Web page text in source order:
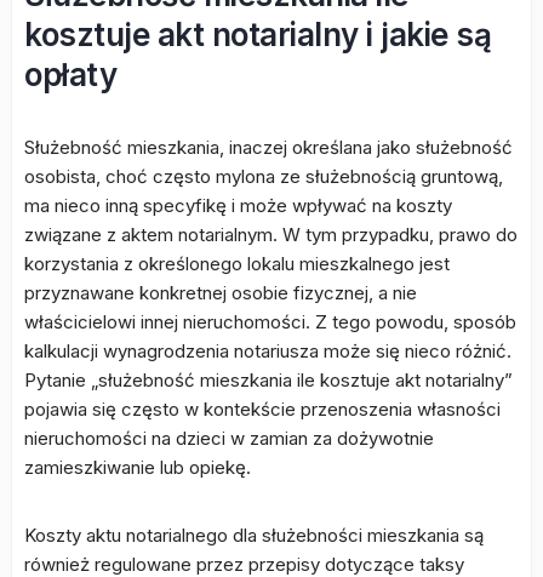
kosztuje akt notarialny i jakie są
opłaty
Służebność mieszkania, inaczej określana jako służebność
osobista, choć często mylona ze służebnością gruntową,
ma nieco inną specyfikę i może wpływać na koszty
związane z aktem notarialnym. W tym przypadku, prawo do
korzystania z określonego lokalu mieszkalnego jest
przyznawane konkretnej osobie fizycznej, a nie
właścicielowi innej nieruchomości. Z tego powodu, sposób
kalkulacji wynagrodzenia notariusza może się nieco różnić.
Pytanie „służebność mieszkania ile kosztuje akt notarialny”
pojawia się często w kontekście przenoszenia własności
nieruchomości na dzieci w zamian za dożywotnie
zamieszkiwanie lub opiekę.
Koszty aktu notarialnego dla służebności mieszkania są
również regulowane przez przepisy dotyczące taksy